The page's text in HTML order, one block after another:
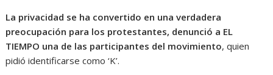
La privacidad se ha convertido en una verdadera
preocupación para los protestantes, denunció a EL
TIEMPO una de las participantes del movimiento, quien
pidió identificarse como ‘K’.